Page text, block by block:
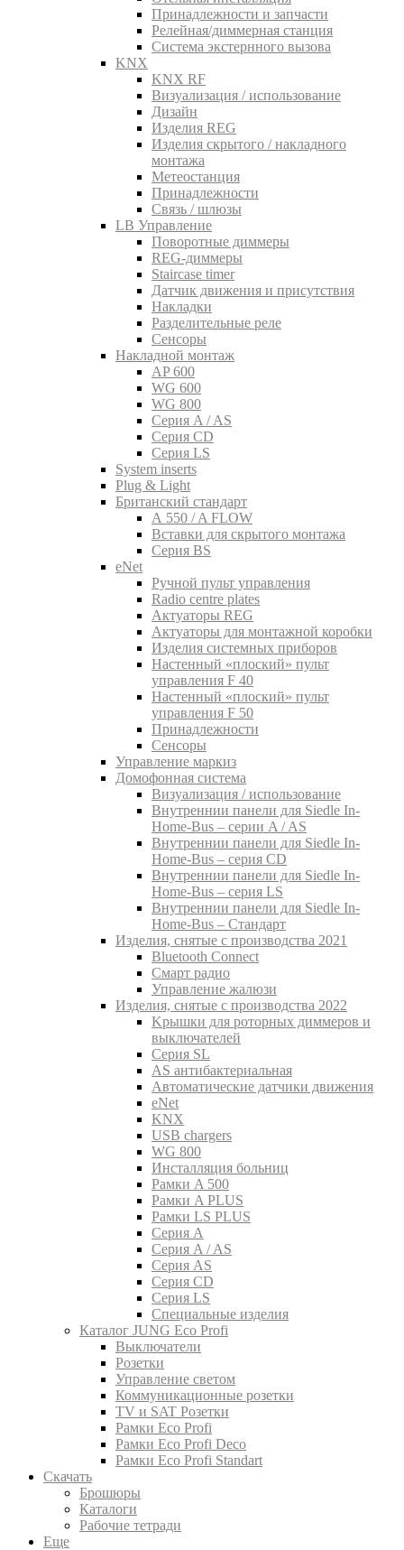
Принадлежности и запчасти
Релейная/диммерная станция
Система экстернного вызова
KNX
KNX RF
Визуализация / использование
Дизайн
Изделия REG
Изделия скрытого / накладного
монтажа
Метеостанция
Принадлежности
Связь / шлюзы
LB Управление
Поворотные диммеры
REG-диммеры
Staircase timer
Датчик движения и присутствия
Накладки
Разделительные реле
Сенсоры
Накладной монтаж
AP 600
WG 600
WG 800
Серия A / AS
Серия CD
Серия LS
System inserts
Plug & Light
Британский стандарт
A 550 / A FLOW
Вставки для скрытого монтажа
Серия BS
eNet
Pучной пульт управления
Radio centre plates
Актуаторы REG
Актуаторы для монтажной коробки
Изделия системных приборов
Настенный «плоский» пульт
управления F 40
Настенный «плоский» пульт
управления F 50
Принадлежности
Сенсоры
Управление маркиз
Домофонная система
Визуализация / использование
Внутреннии панели для Siedle In-
Home-Bus – серии A / AS
Внутреннии панели для Siedle In-
Home-Bus – серия CD
Внутреннии панели для Siedle In-
Home-Bus – серия LS
Внутреннии панели для Siedle In-
Home-Bus – Стандарт
Изделия, снятые с производства 2021
Bluetooth Connect
Смарт радио
Управление жалюзи
Изделия, снятые с производства 2022
Kрышки для роторных диммеров и
выключателей
Серия SL
AS антибактериальная
Aвтоматические датчики движения
eNet
KNX
USB chargers
WG 800
Инсталляция больниц
Рамки A 500
Рамки A PLUS
Рамки LS PLUS
Серия A
Серия A / AS
Серия AS
Серия CD
Серия LS
Специальные изделия
Каталог JUNG Eco Profi
Выключатели
Розетки
Управление светом
Коммуникационные розетки
TV и SAT Розетки
Рамки Eco Profi
Рамки Eco Profi Deco
Рамки Eco Profi Standart
Скачать
Брошюры
Каталоги
Рабочие тетради
Еще